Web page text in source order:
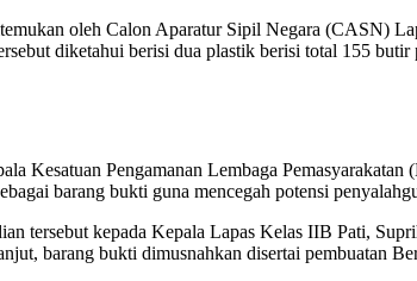
oleh Calon Aparatur Sipil Negara (CASN)
diketahui berisi dua plastik berisi total 155
Kesatuan Pengamanan Lembaga
barang bukti guna mencegah potensi
tersebut kepada Kepala Lapas Kelas IIB Pati,
barang bukti dimusnahkan disertai pembuatan